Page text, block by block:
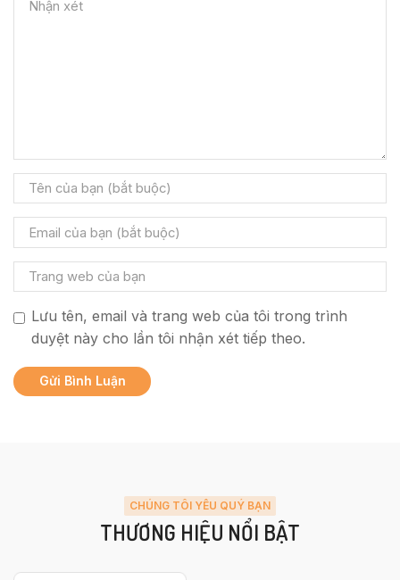
Lưu tên, email và trang web của tôi trong trình
duyệt này cho lần tôi nhận xét tiếp theo.
CHÚNG TÔI YÊU QUÝ BẠN
THƯƠNG HIỆU NỔI BẬT